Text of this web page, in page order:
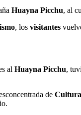
Huayna Picchu, al
, los visitantes
al Huayna Picchu,
de Cultura